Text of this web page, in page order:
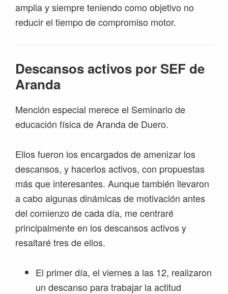
amplia y siempre teniendo como objetivo no
reducir el tiempo de compromiso motor.
Descansos activos por SEF de
Aranda
Mención especial merece el Seminario de
educación física de Aranda de Duero.
Ellos fueron los encargados de amenizar los
descansos, y hacerlos activos, con propuestas
más que interesantes. Aunque también llevaron
a cabo algunas dinámicas de motivación antes
del comienzo de cada día, me centraré
principalmente en los descansos activos y
resaltaré tres de ellos.
El primer día, el viernes a las 12, realizaron
un descanso para trabajar la actitud